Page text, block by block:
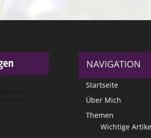
NAVIGATION
Startseite
Über Mich
Themen
Wichtige